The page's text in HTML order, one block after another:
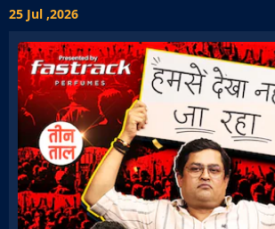
25 Jul ,2026